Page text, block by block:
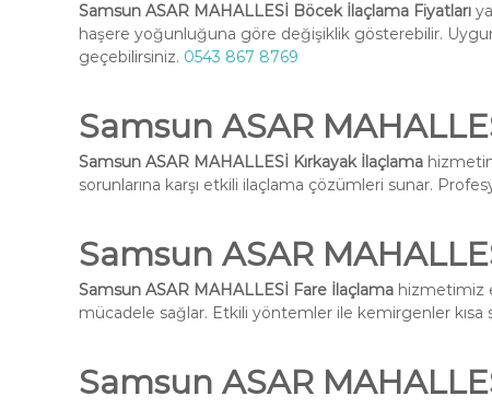
Samsun ASAR MAHALLESİ Böcek İlaçlama Fiyatları
haşere yoğunluğuna göre değişiklik gösterebilir.
geçebilirsiniz. 0543 867 8769
Samsun ASAR
Samsun ASAR MAHALLESİ Kırkayak İlaçlama
sorunlarına karşı etkili ilaçlama çözümleri sunar.
Samsun ASAR
Samsun ASAR MAHALLESİ Fare İlaçlama hizmetimiz
mücadele sağlar. Etkili yöntemler ile kemirgenler kısa
Samsun ASAR